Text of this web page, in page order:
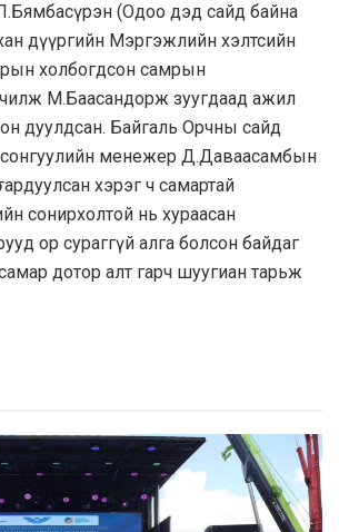
(Одоо дэд сайд байна
дүүргийн Мэргэжлийн хэлтсийн
холбогдсон самрын
М.Баасандорж зуугдаад ажил
дуулдсан. Байгаль Орчны сайд
менежер Д.Даваасамбын
гардуулсан хэрэг ч самартай
сонирхолтой нь хураасан
ор сураггүй алга болсон байдаг
дотор алт гарч шуугиан тарьж